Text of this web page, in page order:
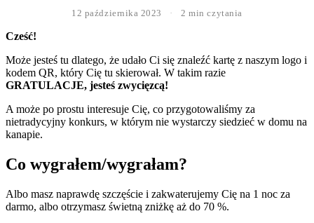
12 października 2023 · 2 min czytania
Cześć!
Może jesteś tu dlatego, że udało Ci się znaleźć kartę z naszym logo i
kodem QR, który Cię tu skierował. W takim razie
GRATULACJE, jesteś zwycięzcą!
A może po prostu interesuje Cię, co przygotowaliśmy za
nietradycyjny konkurs, w którym nie wystarczy siedzieć w domu na
kanapie.
Co wygrałem/wygrałam?
Albo masz naprawdę szczęście i zakwaterujemy Cię na 1 noc za
darmo, albo otrzymasz świetną zniżkę aż do 70 %.